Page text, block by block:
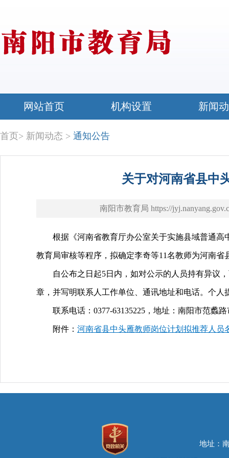
网站首页 机构设置 新闻
首页> 新闻动态 > 通知公告
关于对河南省县中
南阳市教育局 https://
根据《河南省教育厅办公室关于实施县域普通高
教育局审核等程序，拟确定李奇等11名教师为河南
自公布之日起5日内，如对公示的人员持有异议
章，并写明联系人工作单位、通讯地址和电话。个
联系电话：0377-63135225，地址：南阳市范蠡
附件： 河南省县中头雁教师岗位计划拟推荐人员
地址：